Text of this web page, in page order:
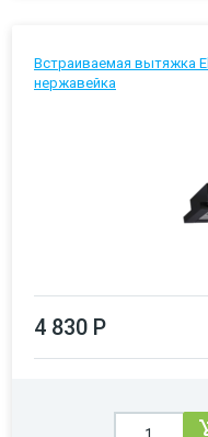
Встраиваемая вытяжка
нержавейка
4 830 Р